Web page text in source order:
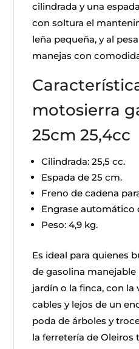
cilindrada y una
con soltura el
leña pequeña, y al
manejas con
motosierra
25cm 25,4cc
Cilindrada: 25,5 cc.
Espada de 25 cm.
Freno de cadena
Engrase automático
Peso: 4,9 kg.
Es ideal para quienes
de gasolina manejable
jardín o la finca, con la
cables y lejos de un
poda de árboles y
la ferretería de Oleiros